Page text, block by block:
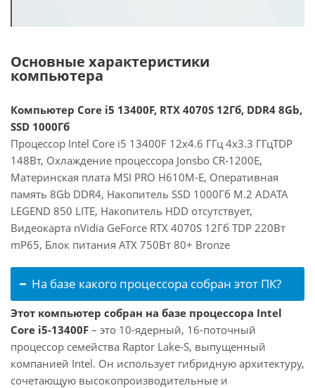
Основные характеристики
компьютера
Компьютер Core i5 13400F, RTX 4070S 12Гб, DDR4 8Gb,
SSD 1000Гб
Процессор Intel Core i5 13400F 12x4.6 ГГц 4x3.3 ГГцTDP
148Вт, Охлаждение процессора Jonsbo CR-1200E,
Материнская плата MSI PRO H610M-E, Оперативная
память 8Gb DDR4, Накопитель SSD 1000Гб M.2 ADATA
LEGEND 850 LITE, Накопитель HDD отсутствует,
Видеокарта nVidia GeForce RTX 4070S 12Гб TDP 220Вт
mP65, Блок питания ATX 750Вт 80+ Bronze
На базе какого процессора собран этот ПК?
Этот компьютер собран на базе процессора Intel
Core i5-13400F – это 10-ядерный, 16-поточный
процессор семейства Raptor Lake-S, выпущенный
компанией Intel. Он использует гибридную архитектуру,
сочетающую высокопроизводительные и